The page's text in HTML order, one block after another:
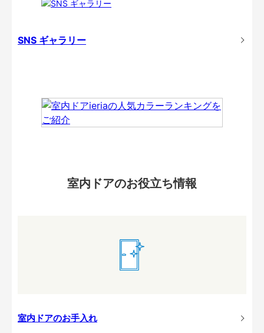
SNS ギャラリー
室内ドアのお役立ち情報
室内ドアのお手入れ